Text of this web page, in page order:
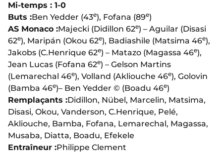
Mi-temps : 1-0
Buts :Ben Yedder (43e), Fofana (89e)
AS Monaco :Majecki (Didillon 62e) – Aguilar (Disasi
62e), Maripán (Okou 62e), Badiashile (Matsima 46e),
Jakobs (C.Henrique 62e) – Matazo (Magassa 46e),
Jean Lucas (Fofana 62e) – Gelson Martins
(Lemarechal 46e), Volland (Akliouche 46e), Golovin
(Bamba 46e)– Ben Yedder © (Boadu 46e)
Remplaçants :Didillon, Nübel, Marcelin, Matsima,
Disasi, Okou, Vanderson, C.Henrique, Pelé,
Akliouche, Bamba, Fofana, Lemarechal, Magassa,
Musaba, Diatta, Boadu, Efekele
Entraîneur :Philippe Clement